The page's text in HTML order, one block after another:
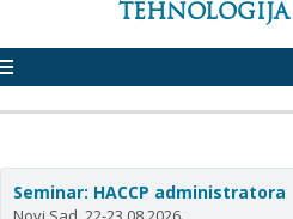
Seminar: HACCP administratora